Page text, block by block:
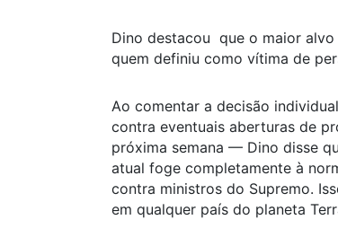
Dino destacou que o maior
quem definiu como vítima de
Ao comentar a decisão
contra eventuais aberturas de
próxima semana — Dino disse
atual foge completamente à
contra ministros do Supremo.
em qualquer país do planeta